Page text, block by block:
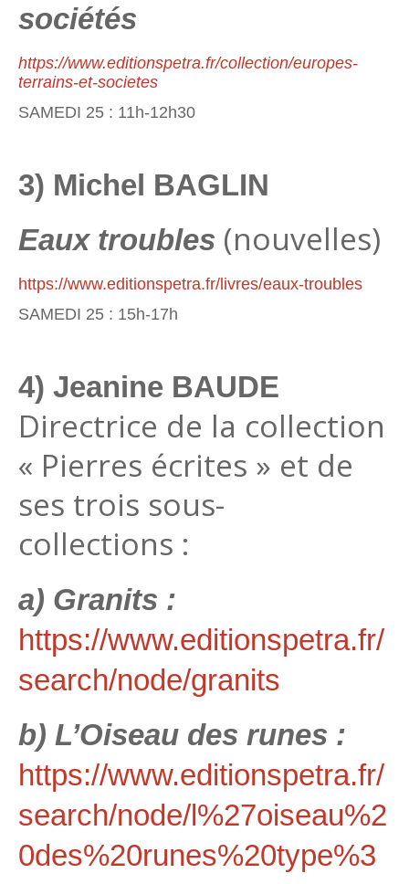
sociétés
https://www.editionspetra.fr/collection/europes-
terrains-et-societes
SAMEDI 25 : 11h-12h30
3) Michel BAGLIN
Eaux troubles (nouvelles)
https://www.editionspetra.fr/livres/eaux-troubles
SAMEDI 25 : 15h-17h
4) Jeanine BAUDE
Directrice de la collection
« Pierres écrites » et de
ses trois sous-
collections :
a) Granits :
https://www.editionspetra.fr/
search/node/granits
b) L’Oiseau des runes :
https://www.editionspetra.fr/
search/node/l%27oiseau%2
0des%20runes%20type%3